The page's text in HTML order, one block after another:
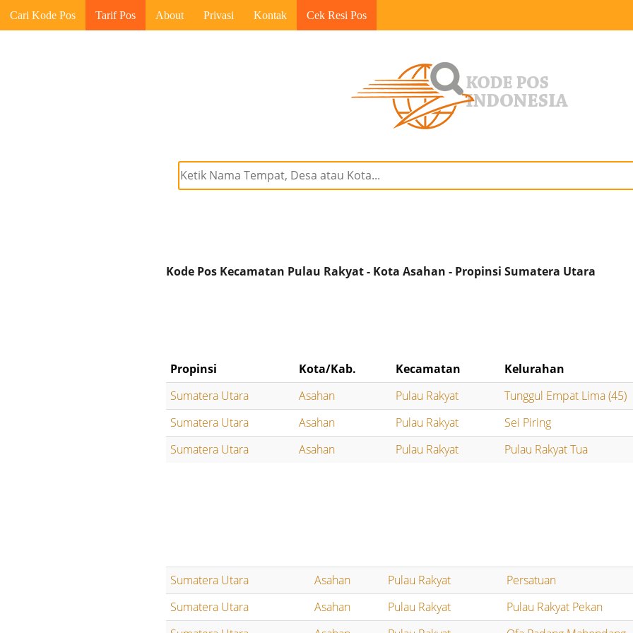
Cari Kode Pos Tarif Pos About Privasi Kontak Cek Resi Pos
Kode Pos Kecamatan Pulau Rakyat - Kota Asahan - Propinsi Sumatera Utara
Propinsi Kota/Kab. Kecamatan
Kelurahan
Sumatera Utara
Asahan Pulau Rakyat
Tunggul Empat Lima (45)
Sumatera Utara
Asahan Pulau Rakyat
Sei Piring
Sumatera Utara
Asahan Pulau Rakyat Pulau Rakyat Tua
Sumatera Utara Asahan Pulau Rakyat
Persatuan
Sumatera Utara
Asahan Pulau Rakyat
Pulau Rakyat Pekan